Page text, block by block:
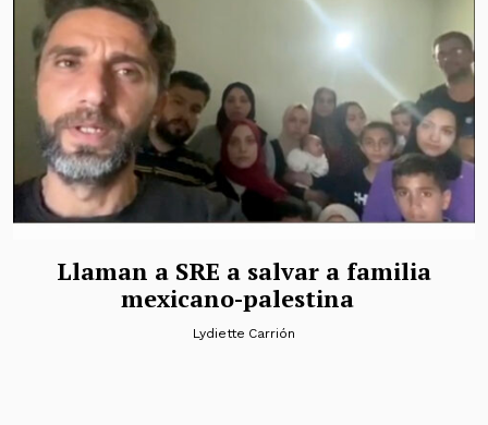
Llaman a SRE a salvar a familia
mexicano-palestina
Lydiette Carrión